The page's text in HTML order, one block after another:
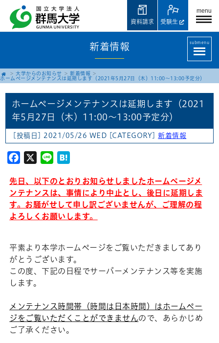
menu
受験生
資料請求
新着情報 submenu
大学からのお知らせ
新着情報
ホームページメンテナンスは延期します（2021年5月27日（木）11:00〜13:00予定分）
ホームページメンテナンスは延期します（2021
年5月27日（木）11:00〜13:00予定分）
[投稿日] 2021/05/26 WED [CATEGORY]新着情報
Facebook
X Line
先日、以下のとおりお知らせしましたホームページメ
ンテナンスは、事情により中止とし、後日に延期しま
す。お騒がせして申し訳ございませんが、ご理解の程
よろしくお願いします。
平素より本学ホームページをご覧いただきましてあり
がとうございます。
この度、下記の日程でサーバーメンテナンス等を実施
します。
メンテナンス時間帯（時間は日本時間）はホームペー
ジをご覧いただくことができませんので、あらかじめ
ご了承ください。